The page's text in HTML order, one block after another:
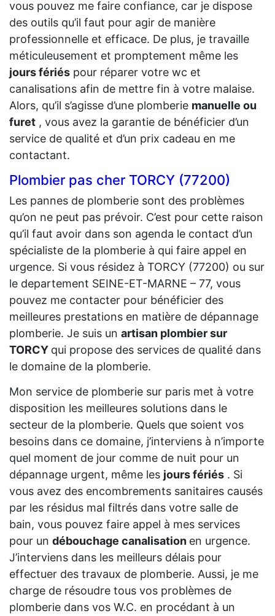
vous pouvez me faire confiance, car je dispose
des outils qu’il faut pour agir de manière
professionnelle et efficace. De plus, je travaille
méticuleusement et promptement même les
jours fériés pour réparer votre wc et
canalisations afin de mettre fin à votre malaise.
Alors, qu’il s’agisse d’une plomberie manuelle ou
furet , vous avez la garantie de bénéficier d’un
service de qualité et d’un prix cadeau en me
contactant.
Plombier pas cher TORCY (77200)
Les pannes de plomberie sont des problèmes
qu’on ne peut pas prévoir. C’est pour cette raison
qu’il faut avoir dans son agenda le contact d’un
spécialiste de la plomberie à qui faire appel en
urgence. Si vous résidez à TORCY (77200) ou sur
le departement SEINE-ET-MARNE – 77, vous
pouvez me contacter pour bénéficier des
meilleures prestations en matière de dépannage
plomberie. Je suis un artisan plombier sur
TORCY qui propose des services de qualité dans
le domaine de la plomberie.
Mon service de plomberie sur paris met à votre
disposition les meilleures solutions dans le
secteur de la plomberie. Quels que soient vos
besoins dans ce domaine, j’interviens à n’importe
quel moment de jour comme de nuit pour un
dépannage urgent, même les jours fériés . Si
vous avez des encombrements sanitaires causés
par les résidus mal filtrés dans votre salle de
bain, vous pouvez faire appel à mes services
pour un débouchage canalisation en urgence.
J’interviens dans les meilleurs délais pour
effectuer des travaux de plomberie. Aussi, je me
charge de résoudre tous vos problèmes de
plomberie dans vos W.C. en procédant à un